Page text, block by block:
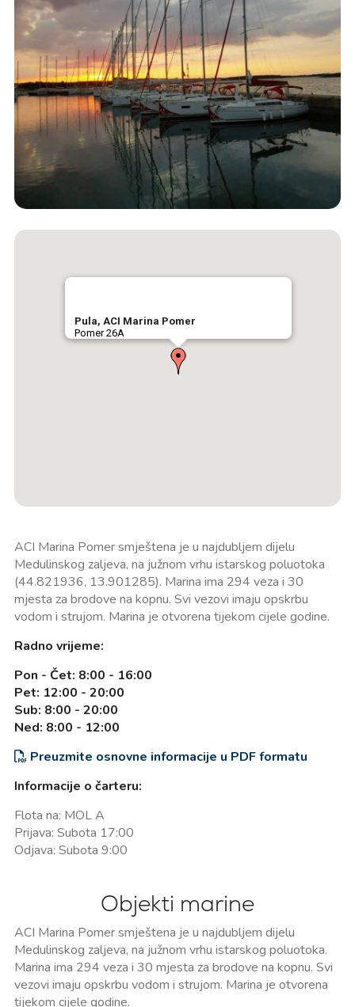
Pula, ACI Marina Pomer
Pomer 26A
ACI Marina Pomer smještena je u najdubljem dijelu
Medulinskog zaljeva, na južnom vrhu istarskog poluotoka
(44.821936, 13.901285). Marina ima 294 veza i 30
mjesta za brodove na kopnu. Svi vezovi imaju opskrbu
vodom i strujom. Marina je otvorena tijekom cijele godine.
Radno vrijeme:
Pon - Čet: 8:00 - 16:00
Pet: 12:00 - 20:00
Sub: 8:00 - 20:00
Ned: 8:00 - 12:00
Preuzmite osnovne informacije u PDF formatu
Informacije o čarteru:
Flota na: MOL A
Prijava: Subota 17:00
Odjava: Subota 9:00
Objekti marine
ACI Marina Pomer smještena je u najdubljem dijelu
Medulinskog zaljeva, na južnom vrhu istarskog poluotoka.
Marina ima 294 veza i 30 mjesta za brodove na kopnu. Svi
vezovi imaju opskrbu vodom i strujom. Marina je otvorena
tijekom cijele godine.